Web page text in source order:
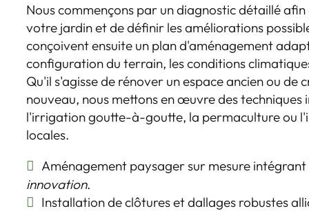
Nous commençons par un diagnostic détaillé
votre jardin et de définir les améliorations
conçoivent ensuite un plan d'aménagement
configuration du terrain, les conditions
Qu'il s'agisse de rénover un espace ancien ou de
nouveau, nous mettons en œuvre des techniques
l'irrigation goutte-à-goutte, la permaculture ou
locales.
Aménagement paysager sur mesure intégrant
innovation.
Installation de clôtures et dallages robustes